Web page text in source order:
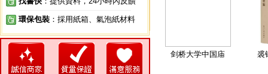
環保包裝 ：採用紙箱、氣泡紙材料
剑桥大学中国庙 裘